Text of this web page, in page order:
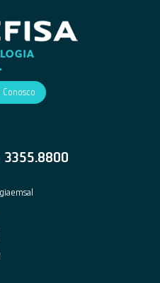
3355.8800